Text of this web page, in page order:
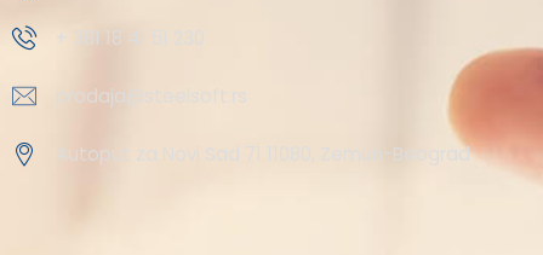
+ 381 18 41 51 230
prodaja@steelsoft.rs
Autoput za Novi Sad 71 11080, Zemun-Beograd